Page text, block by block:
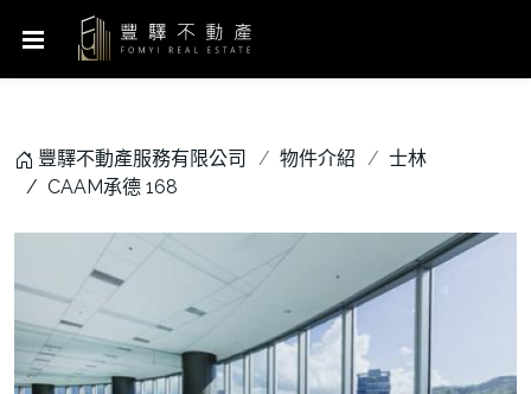
豐驛不動產服務有限公司 物件介紹
士林
CAAM承德 168